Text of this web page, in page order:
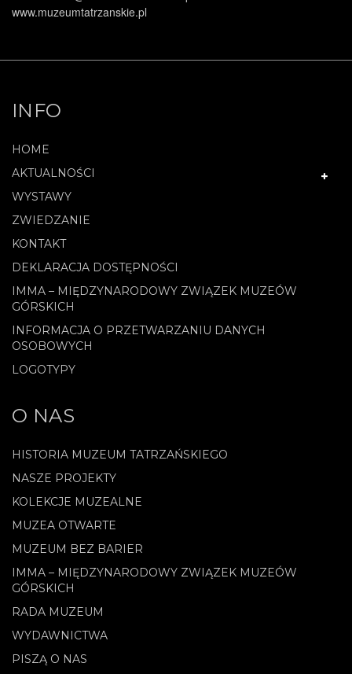
www.muzeumtatrzanskie.pl
INFO
HOME
AKTUALNOŚCI
WYSTAWY
ZWIEDZANIE
KONTAKT
DEKLARACJA DOSTĘPNOŚCI
IMMA – MIĘDZYNARODOWY ZWIĄZEK MUZEÓW
GÓRSKICH
INFORMACJA O PRZETWARZANIU DANYCH
OSOBOWYCH
LOGOTYPY
O NAS
HISTORIA MUZEUM TATRZAŃSKIEGO
NASZE PROJEKTY
KOLEKCJE MUZEALNE
MUZEA OTWARTE
MUZEUM BEZ BARIER
IMMA – MIĘDZYNARODOWY ZWIĄZEK MUZEÓW
GÓRSKICH
RADA MUZEUM
WYDAWNICTWA
PISZĄ O NAS